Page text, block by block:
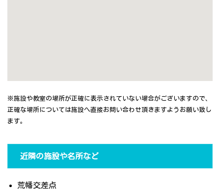
※施設や教室の場所が正確に表示されていない場合がございますので、
正確な場所については施設へ直接お問い合わせ頂きますようお願い致し
ます。
近隣の施設や名所など
荒幡交差点